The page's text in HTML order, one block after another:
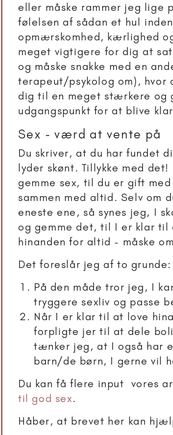
eller måske rammer jeg lige
følelsen af sådan et hul
opmærskomhed, kærlighed
meget vigtigere for dig at
og måske snakke med en
terapeut/psykolog om), hvor
dig til en meget stærkere og
udgangspunkt for at blive
Sex - værd at vente på
Du skriver, at du har fundet
lyder skønt. Tillykke med
gemme sex, til du er gift
sammen med altid. Selv om
eneste ene, så synes jeg, I
og gemme det, til I er klar
hinanden for altid - måske
Det foreslår jeg af to grunde:
På den måde tror jeg, I
tryggere sexliv og passe
Når I er klar til at love
forpligte jer til at dele
tænker jeg, at I også har
barn/de børn, I gerne vil
Du kan få flere input vores
til god sex.
Håber, at brevet her kan